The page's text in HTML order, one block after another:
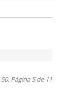
Página 5 de 11